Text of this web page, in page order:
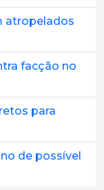
atropelados
facção no
para
de possível